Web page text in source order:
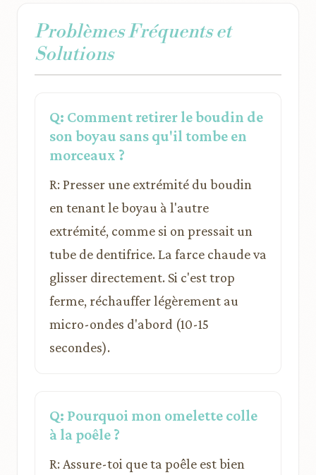
Problèmes Fréquents et
Solutions
Q: Comment retirer le boudin de
son boyau sans qu'il tombe en
morceaux ?
R: Presser une extrémité du boudin
en tenant le boyau à l'autre
extrémité, comme si on pressait un
tube de dentifrice. La farce chaude va
glisser directement. Si c'est trop
ferme, réchauffer légèrement au
micro-ondes d'abord (10-15
secondes).
Q: Pourquoi mon omelette colle
à la poêle ?
R: Assure-toi que ta poêle est bien